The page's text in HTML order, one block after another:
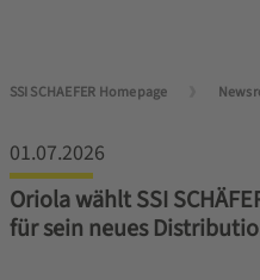
SSI SCHAEFER Homepage
01.07.2026
Oriola wählt SSI
für sein neues